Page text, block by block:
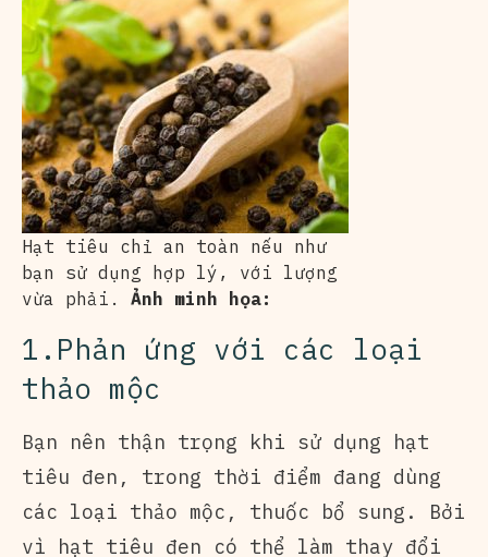
Hạt tiêu chỉ an toàn nếu như
bạn sử dụng hợp lý, với lượng
vừa phải. Ảnh minh họa:
1.Phản ứng với các loại
thảo mộc
Bạn nên thận trọng khi sử dụng hạt
tiêu đen, trong thời điểm đang dùng
các loại thảo mộc, thuốc bổ sung. Bởi
vì hạt tiêu đen có thể làm thay đổi